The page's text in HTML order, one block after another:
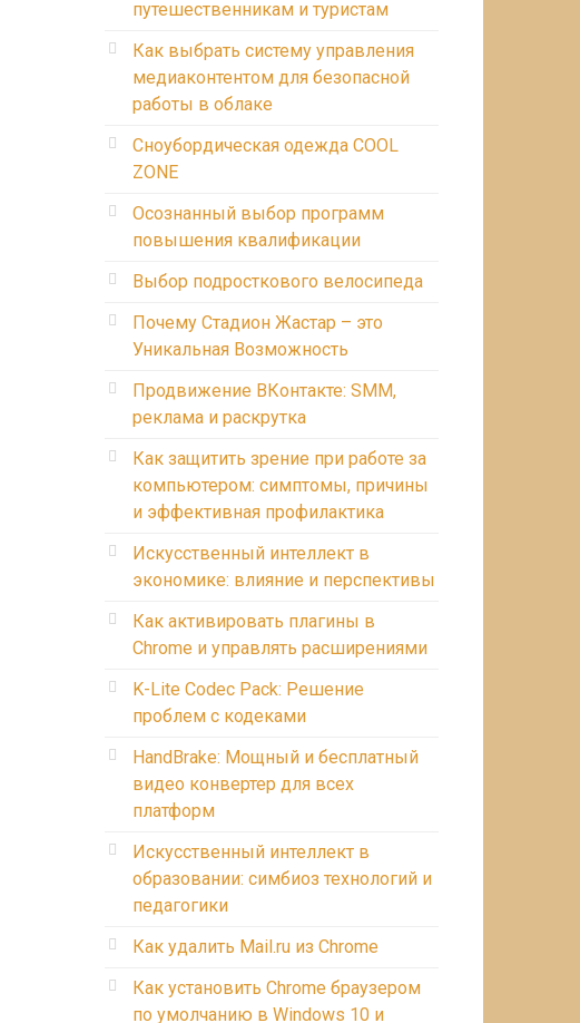
путешественникам и туристам
Как выбрать систему управления
медиаконтентом для безопасной
работы в облаке
Сноубордическая одежда COOL
ZONE
Осознанный выбор программ
повышения квалификации
Выбор подросткового велосипеда
Почему Стадион Жастар – это
Уникальная Возможность
Продвижение ВКонтакте: SMM,
реклама и раскрутка
Как защитить зрение при работе за
компьютером: симптомы, причины
и эффективная профилактика
Искусственный интеллект в
экономике: влияние и перспективы
Как активировать плагины в
Chrome и управлять расширениями
K-Lite Codec Pack: Решение
проблем с кодеками
HandBrake: Мощный и бесплатный
видео конвертер для всех
платформ
Искусственный интеллект в
образовании: симбиоз технологий и
педагогики
Как удалить Mail.ru из Chrome
Как установить Chrome браузером
по умолчанию в Windows 10 и